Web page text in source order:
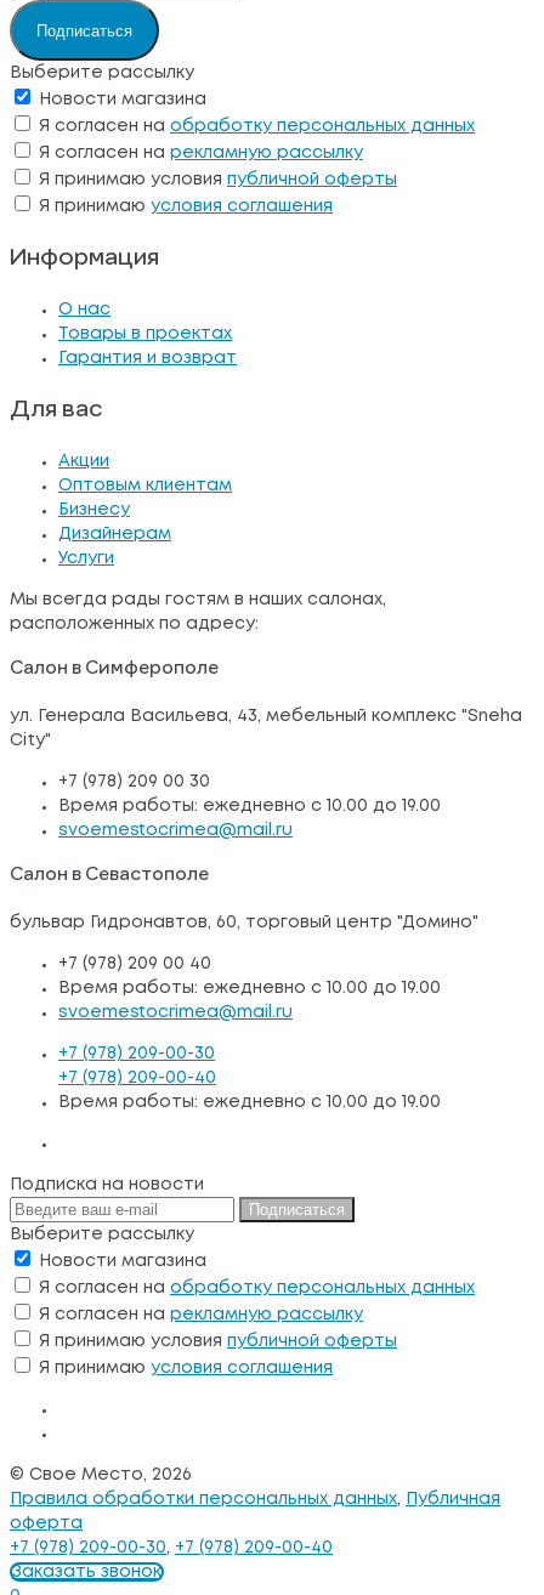
Подписаться
Выберите рассылку
Новости магазина
Я согласен на обработку персональных данных
Я согласен на рекламную рассылку
Я принимаю условия
публичной оферты
Я принимаю условия соглашения
Информация
О нас
Товары в проектах
Гарантия и возврат
Для вас
Акции
Оптовым клиентам
Бизнесу
Дизайнерам
Услуги
Мы всегда рады гостям в наших салонах,
расположенных по адресу:
Салон в Симферополе
ул. Генерала Васильева, 43, мебельный комплекс "Sneha
City"
+7 (978) 209 00 30
Время работы: ежедневно с 10.00 до 19.00
svoemestocrimea@mail.ru
Салон в Севастополе
бульвар Гидронавтов, 60, торговый центр "Домино"
+7 (978) 209 00 40
Время работы: ежедневно с 10.00 до 19.00
svoemestocrimea@mail.ru
+7 (978) 209-00-30
+7 (978) 209-00-40
Время работы: ежедневно с 10.00 до 19.00
Подписка на новости
Подписаться
Выберите рассылку
Новости магазина
Я согласен на обработку персональных данных
Я согласен на рекламную рассылку
Я принимаю условия публичной оферты
Я принимаю условия соглашения
© Свое Место, 2026
Правила обработки персональных данных,
Публичная
оферта
+7 (978) 209-00-30, +7 (978) 209-00-40
Заказать звонок